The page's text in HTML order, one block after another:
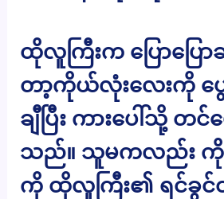
ထိုလူကြီးက ပြောပြေ
တာ့ကိုယ်လုံးလေးကို ပွ
ချီပြီး ကားပေါ်သို့ တ
သည်။ သူမကလည်း ကို
ကို ထိုလူကြီး၏ ရင်ခွ